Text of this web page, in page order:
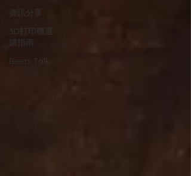
資訊分享
3D打印機選
購指南
Beets Talk